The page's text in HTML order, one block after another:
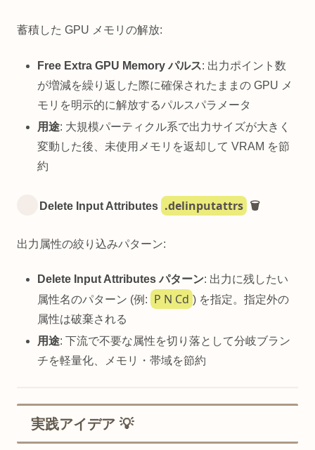
蓄積した GPU メモリの解放:
Free Extra GPU Memory パルス: 出力ポイント数
が増減を繰り返した際に確保されたままの GPU メ
モリを明示的に解放するパルスパラメータ
用途: 大規模パーティクル系で出力サイズが大きく
変動した後、未使用メモリを返却して VRAM を節
約
Delete Input Attributes .delinputattrs 🗑️
出力属性の絞り込みパターン:
Delete Input Attributes パターン: 出力に残したい
属性名のパターン (例:
P N Cd ) を指定。指定外の
属性は破棄される
用途: 下流で不要な属性を切り落として分岐ブラン
チを軽量化、メモリ・帯域を節約
実践アイデア 💡